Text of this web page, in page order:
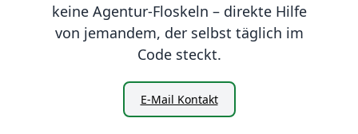
keine Agentur-Floskeln – direkte Hilfe
von jemandem, der selbst täglich im
Code steckt.
E-Mail Kontakt